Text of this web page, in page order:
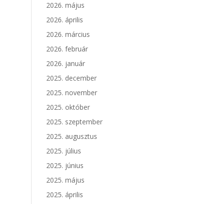
2026. május
2026. április
2026. március
2026. február
2026. január
2025. december
2025. november
2025. október
2025. szeptember
2025. augusztus
2025. július
2025. június
2025. május
2025. április